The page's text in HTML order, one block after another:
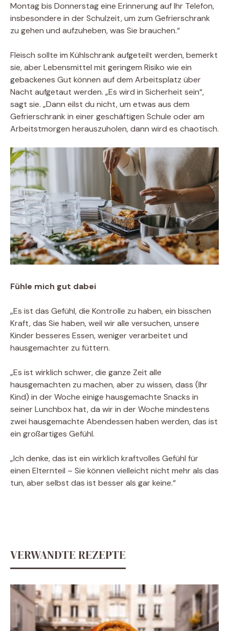
Montag bis Donnerstag eine Erinnerung auf Ihr Telefon,
insbesondere in der Schulzeit, um zum Gefrierschrank
zu gehen und aufzuheben, was Sie brauchen.“
Fleisch sollte im Kühlschrank aufgeteilt werden, bemerkt
sie, aber Lebensmittel mit geringem Risiko wie ein
gebackenes Gut können auf dem Arbeitsplatz über
Nacht aufgetaut werden. „Es wird in Sicherheit sein“,
sagt sie. „Dann eilst du nicht, um etwas aus dem
Gefrierschrank in einer geschäftigen Schule oder am
Arbeitstmorgen herauszuholen, dann wird es chaotisch.
Fühle mich gut dabei
„Es ist das Gefühl, die Kontrolle zu haben, ein bisschen
Kraft, das Sie haben, weil wir alle versuchen, unsere
Kinder besseres Essen, weniger verarbeitet und
hausgemachter zu füttern.
„Es ist wirklich schwer, die ganze Zeit alle
hausgemachten zu machen, aber zu wissen, dass (Ihr
Kind) in der Woche einige hausgemachte Snacks in
seiner Lunchbox hat, da wir in der Woche mindestens
zwei hausgemachte Abendessen haben werden, das ist
ein großartiges Gefühl.
„Ich denke, das ist ein wirklich kraftvolles Gefühl für
einen Elternteil – Sie können vielleicht nicht mehr als das
tun, aber selbst das ist besser als gar keine.“
VERWANDTE REZEPTE